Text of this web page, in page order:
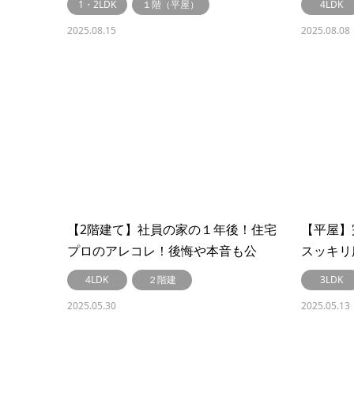
1・2LDK
１階（平屋）
2025.08.15
4LDK
2025.08.08
【2階建て】社員の家の１年後！住宅
プロのアレコレ！後悔や本音も公
開！#290
4LDK
２階建
2025.05.30
【平屋
スッキ
3LDK
2025.05.13